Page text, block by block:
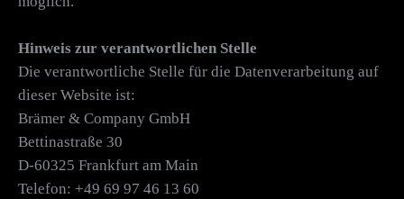
Hinweis zur verantwortlichen Stelle
Die verantwortliche Stelle für die Datenverarbeitung auf
dieser Website ist:
Brämer & Company GmbH
Bettinastraße 30
D-60325 Frankfurt am Main
Telefon: +49 69 97 46 13 60